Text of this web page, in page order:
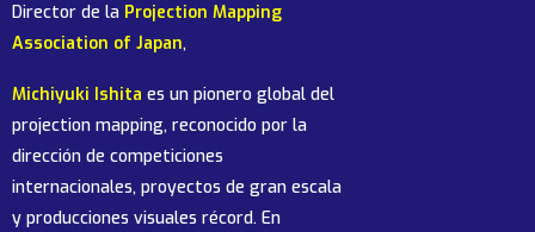
Director de la Projection Mapping
Association of Japan,
Michiyuki Ishita es un pionero global del
projection mapping, reconocido por la
dirección de competiciones
internacionales, proyectos de gran escala
y producciones visuales récord. En